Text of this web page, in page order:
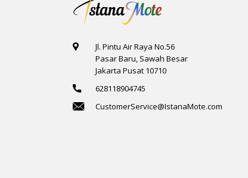
Jl. Pintu Air Raya No.56
Pasar Baru, Sawah Besar
Jakarta Pusat 10710
628118904745
CustomerService@IstanaMote.com